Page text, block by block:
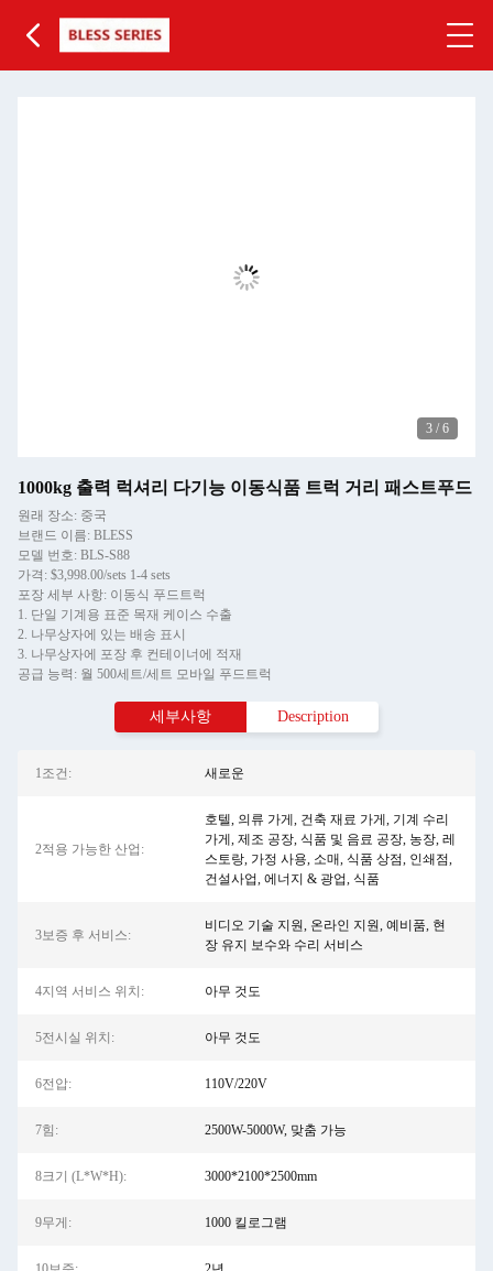
3 / 6
1000kg 출력 럭셔리 다기능 이동식품 트럭 거리 패스트푸드
원래 장소: 중국
브랜드 이름: BLESS
모델 번호: BLS-S88
가격: $3,998.00/sets 1-4 sets
포장 세부 사항: 이동식 푸드트럭
1. 단일 기계용 표준 목재 케이스 수출
2. 나무상자에 있는 배송 표시
3. 나무상자에 포장 후 컨테이너에 적재
공급 능력: 월 500세트/세트 모바일 푸드트럭
세부사항 Description
1조건: 새로운
2적용 가능한 산업:
호텔, 의류 가게, 건축 재료 가게, 기계 수리
가게, 제조 공장, 식품 및 음료 공장, 농장, 레
스토랑, 가정 사용, 소매, 식품 상점, 인쇄점,
건설사업, 에너지 & 광업, 식품
3보증 후 서비스:
비디오 기술 지원, 온라인 지원, 예비품, 현
장 유지 보수와 수리 서비스
4지역 서비스 위치: 아무 것도
5전시실 위치: 아무 것도
6전압: 110V/220V
7힘: 2500W-5000W, 맞춤 가능
8크기 (L*W*H): 3000*2100*2500mm
9무게: 1000 킬로그램